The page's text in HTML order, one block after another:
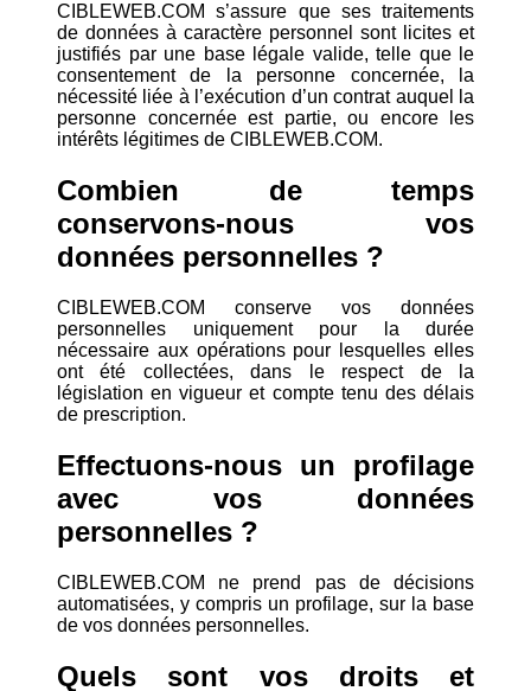
CIBLEWEB.COM s’assure que ses traitements
de données à caractère personnel sont licites et
justifiés par une base légale valide, telle que le
consentement de la personne concernée, la
nécessité liée à l’exécution d’un contrat auquel la
personne concernée est partie, ou encore les
intérêts légitimes de CIBLEWEB.COM.
Combien de temps
conservons-nous vos
données personnelles ?
CIBLEWEB.COM conserve vos données
personnelles uniquement pour la durée
nécessaire aux opérations pour lesquelles elles
ont été collectées, dans le respect de la
législation en vigueur et compte tenu des délais
de prescription.
Effectuons-nous un profilage
avec vos données
personnelles ?
CIBLEWEB.COM ne prend pas de décisions
automatisées, y compris un profilage, sur la base
de vos données personnelles.
Quels sont vos droits et